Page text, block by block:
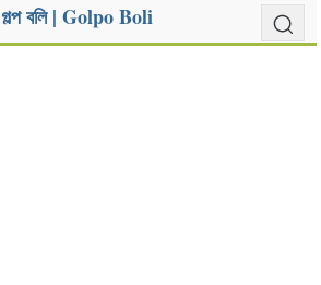
গল্প বলি | Golpo Boli